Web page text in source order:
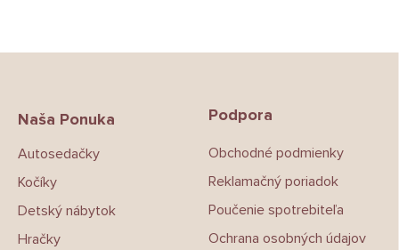
Naša Ponuka
Autosedačky
Kočíky
Detský nábytok
Hračky
Podpora
Obchodné podmienky
Reklamačný poriadok
Poučenie spotrebiteľa
Ochrana osobných údajov